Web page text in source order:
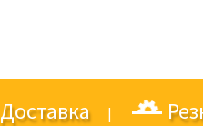
Доставка|